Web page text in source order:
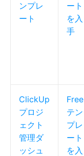
ンプレ
ート
ート
を入
手
ClickUp
プロジ
ェクト
管理ダ
ッシュ
Free
テン
プレ
ート
を入